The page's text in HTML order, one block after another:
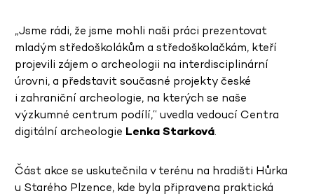
„Jsme rádi, že jsme mohli naši práci prezentovat
mladým středoškolákům a středoškolačkám, kteří
projevili zájem o archeologii na interdisciplinární
úrovni, a představit současné projekty české
i zahraniční archeologie, na kterých se naše
výzkumné centrum podílí,“ uvedla vedoucí Centra
digitální archeologie Lenka Starková.
Část akce se uskutečnila v terénu na hradišti Hůrka
u Starého Plzence, kde byla připravena praktická